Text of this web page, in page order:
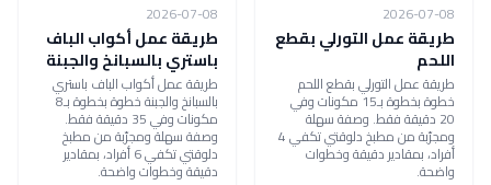
2026-07-08
طريقة عمل التورلي بقطع
اللحم
طريقة عمل التورلي بقطع اللحم
خطوة بخطوة بـ15 مكونات وفي
20 دقيقة فقط. وصفة سهلة
ومجرّبة من مطبخ دلوقتي تكفي 4
أفراد، بمقادير دقيقة وخطوات
واضحة.
2026-07-08
طريقة عمل أكواب الباف
باستري بالسبانخ والجبنة
طريقة عمل أكواب الباف باستري
بالسبانخ والجبنة خطوة بخطوة بـ8
مكونات وفي 35 دقيقة فقط.
وصفة سهلة ومجرّبة من مطبخ
دلوقتي تكفي 6 أفراد، بمقادير
دقيقة وخطوات واضحة.